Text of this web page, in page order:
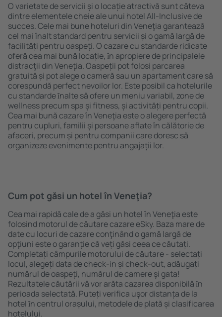
O varietate de servicii și o locație atractivă sunt câteva
dintre elementele cheie ale unui hotel All-Inclusive de
succes. Cele mai bune hoteluri din Veneţia garantează
cel mai înalt standard pentru servicii și o gamă largă de
facilități pentru oaspeți. O cazare cu standarde ridicate
oferă cea mai bună locație, ȋn apropiere de principalele
distracţii din Veneţia. Oaspeții pot folosi parcarea
gratuită și pot alege o cameră sau un apartament care să
corespundă perfect nevoilor lor. Este posibil ca hotelurile
cu standarde ȋnalte să ofere un meniu variabil, zone de
wellness precum spa și fitness, și activități pentru copii.
Cea mai bună cazare în Veneţia este o alegere perfectă
pentru cupluri, familii și persoane aflate în călătorie de
afaceri, precum și pentru companii care doresc să
organizeze evenimente pentru angajații lor.
Cum pot găsi un hotel în Veneţia?
Cea mai rapidă cale de a găsi un hotel în Veneţia este
folosind motorul de căutare cazare eSky. Baza mare de
date cu locuri de cazare conţinând o gamă largă de
opţiuni este o garanție că veți găsi ceea ce căutați.
Completați câmpurile motorului de căutare - selectați
locul, alegeți data de check-in și check-out, adăugați
numărul de oaspeți, numărul de camere şi gata!
Rezultatele căutării vă vor arăta cazarea disponibilă ȋn
perioada selectată. Puteți verifica uşor distanța de la
hotel ȋn centrul orașului, metodele de plată și clasificarea
hotelului.